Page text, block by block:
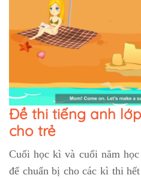
Đề thi tiếng anh
cho trẻ
Cuối học kì và cuối năm
để chuẩn bị cho các kì thi